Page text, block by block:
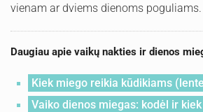
vienam ar dviems dienoms poguliams.
Daugiau apie vaikų nakties ir dienos
Kiek miego reikia kūdikiams
Vaiko dienos miegas: kodėl ir